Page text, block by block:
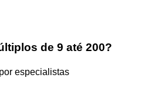
de 9 até 200?
especialistas